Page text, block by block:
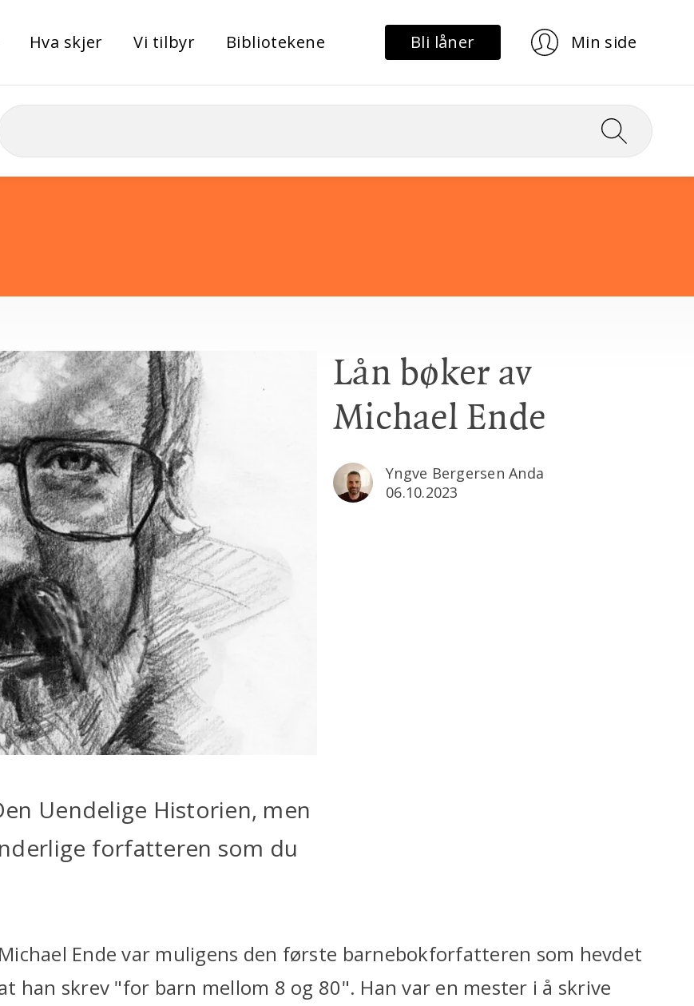
Hva skjer Vi tilbyr Bibliotekene Bli låner Min side
Lån bøker av
Michael Ende
Yngve Bergersen Anda
06.10.2023
Uendelige Historien, men
forfatteren som du
Michael Ende var muligens den første barnebokforfatteren som hevdet
han skrev "for barn mellom 8 og 80". Han var en mester i å skrive